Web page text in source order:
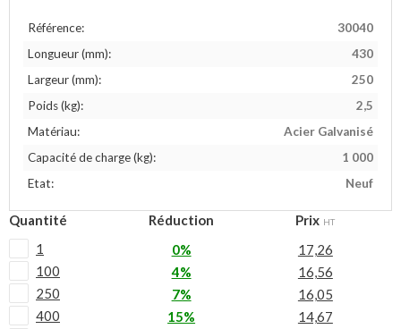
Référence:
30040
Longueur (mm):
430
Largeur (mm):
250
Poids (kg):
2,5
Matériau:
Acier Galvanisé
Capacité de charge (kg):
1 000
Etat:
Neuf
Quantité Réduction Prix HT
1 0%
17,26
100
4%
16,56
250
7%
16,05
400
15%
14,67